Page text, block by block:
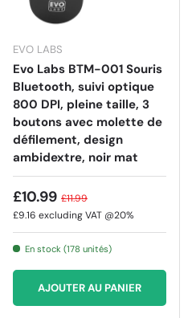
EVO LABS
Evo Labs BTM-001 Souris
Bluetooth, suivi optique
800 DPI, pleine taille, 3
boutons avec molette de
défilement, design
ambidextre, noir mat
£10.99 £11.99
£9.16 excluding VAT @20%
En stock (178 unités)
AJOUTER AU PANIER